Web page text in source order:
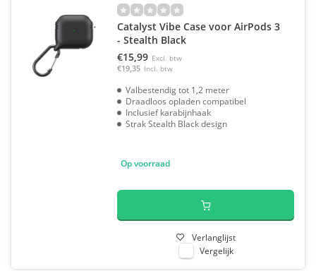
Catalyst Vibe Case voor AirPods 3
- Stealth Black
€15,99 Excl. btw
€19,35 Incl. btw
Valbestendig tot 1,2 meter
Draadloos opladen compatibel
Inclusief karabijnhaak
Strak Stealth Black design
Op voorraad
Verlanglijst
Vergelijk